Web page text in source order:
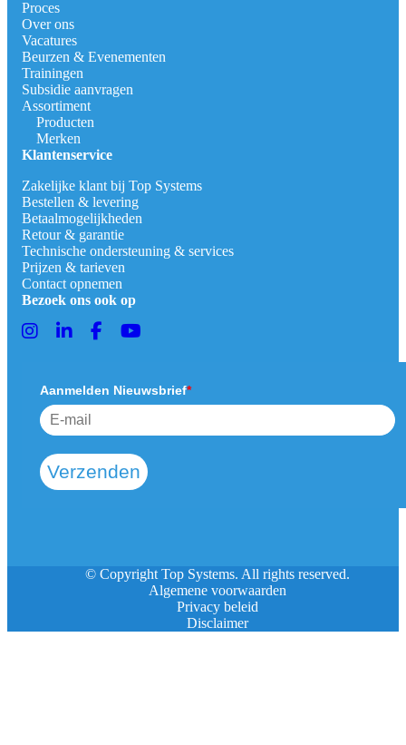
Proces
Over ons
Vacatures
Beurzen & Evenementen
Trainingen
Subsidie aanvragen
Assortiment
Producten
Merken
Klantenservice
Zakelijke klant bij Top Systems
Bestellen & levering
Betaalmogelijkheden
Retour & garantie
Technische ondersteuning & services
Prijzen & tarieven
Contact opnemen
Bezoek ons ook op
Aanmelden Nieuwsbrief*
Verzenden
© Copyright Top Systems. All rights reserved.
Algemene voorwaarden
Privacy beleid
Disclaimer